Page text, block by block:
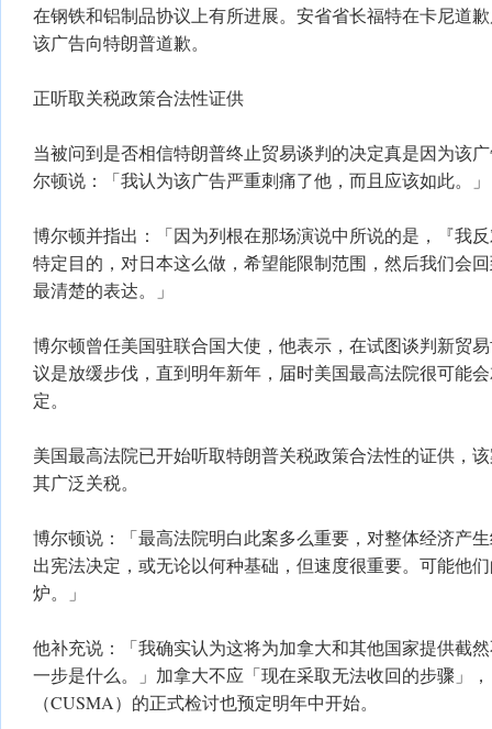
在钢铁和铝制品协议上有所进展。安省省长福特在卡尼道
该广告向特朗普道歉。
正听取关税政策合法性证供
当被问到是否相信特朗普终止贸易谈判的决定真是因为该
尔顿说：「我认为该广告严重刺痛了他，而且应该如此。」
博尔顿并指出：「因为列根在那场演说中所说的是，『我
特定目的，对日本这么做，希望能限制范围，然后我们会
最清楚的表达。」
博尔顿曾任美国驻联合国大使，他表示，在试图谈判新贸
议是放缓步伐，直到明年新年，届时美国最高法院很可能
定。
美国最高法院已开始听取特朗普关税政策合法性的证供，
其广泛关税。
博尔顿说：「最高法院明白此案多么重要，对整体经济产
出宪法决定，或无论以何种基础，但速度很重要。可能他
炉。」
他补充说：「我确实认为这将为加拿大和其他国家提供截
一步是什么。」加拿大不应「现在采取无法收回的步骤」
（CUSMA）的正式检讨也预定明年中开始。